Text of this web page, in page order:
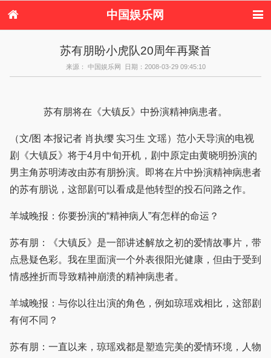
中国娱乐网
日本娱乐 韩国娱乐
音乐新闻 影视新闻
内地明星八卦
苏有朋盼小虎队20周年再聚首
来源： 中国娱乐网 日期：2008-03-29 09:45:10
苏有朋将在《大镇反》中扮演精神病患者。
（文/图 本报记者 肖执缨 实习生 文瑶）范小天导演的电视
剧《大镇反》将于4月中旬开机，剧中原定由黄晓明扮演的
男主角苏明涛改由苏有朋扮演。即将在片中扮演精神病患者
的苏有朋说，这部剧可以看成是他转型的投石问路之作。
羊城晚报：你要扮演的“精神病人”有怎样的命运？
苏有朋：《大镇反》是一部讲述解放之初的爱情故事片，带
点悬疑色彩。我在里面演一个外表很阳光健康，但由于受到
情感挫折而导致精神崩溃的精神病患者。
羊城晚报：与你以往出演的角色，例如琼瑶戏相比，这部剧
有何不同？
苏有朋：一直以来，琼瑶戏都是塑造完美的爱情环境，人物